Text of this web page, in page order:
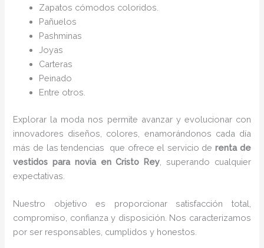
Zapatos cómodos coloridos.
Pañuelos
Pashminas
Joyas
Carteras
Peinado
Entre otros.
Explorar la moda nos permite avanzar y evolucionar con
innovadores diseños, colores, enamorándonos cada día
más de las tendencias que ofrece el servicio de renta de
vestidos para novia en Cristo Rey , superando cualquier
expectativas.
Nuestro objetivo es proporcionar satisfacción total,
compromiso, confianza y disposición. Nos caracterizamos
por ser responsables, cumplidos y honestos.